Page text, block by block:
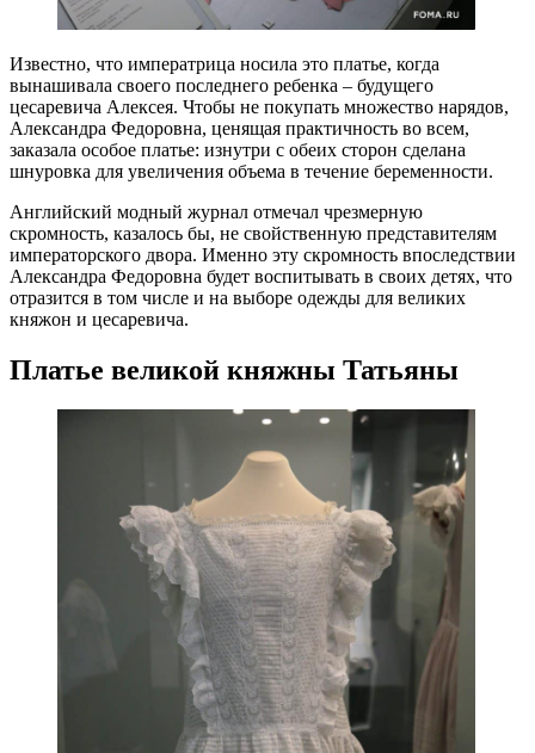
Известно, что императрица носила это платье, когда
вынашивала своего последнего ребенка – будущего
цесаревича Алексея. Чтобы не покупать множество нарядов,
Александра Федоровна, ценящая практичность во всем,
заказала особое платье: изнутри с обеих сторон сделана
шнуровка для увеличения объема в течение беременности.
Английский модный журнал отмечал чрезмерную
скромность, казалось бы, не свойственную представителям
императорского двора. Именно эту скромность впоследствии
Александра Федоровна будет воспитывать в своих детях, что
отразится в том числе и на выборе одежды для великих
княжон и цесаревича.
Платье великой княжны Татьяны